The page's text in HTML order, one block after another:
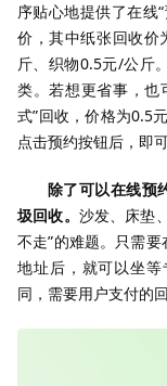
序贴心地提供了在线
价，其中纸张回收
斤、织物0.5元/公斤
类。若想更省事，也
式”回收，价格为0.5
点击预约按钮后，即
除了可以在线预
圾回收。 沙发、床垫
不走”的难题。只需
地址后，就可以坐
同，需要用户支付的